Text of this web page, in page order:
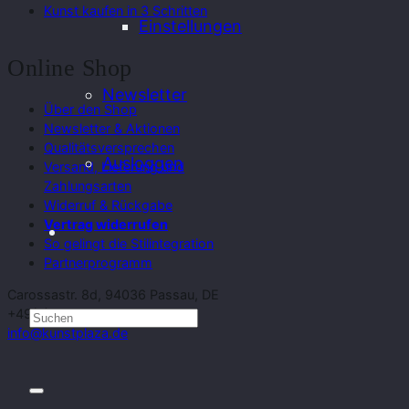
Einstellungen
Newsletter
Ausloggen
Kunst kaufen in 3 Schritten
Online Shop
Über den Shop
Newsletter & Aktionen
Qualitätsversprechen
Versand, Lieferung und
Zahlungsarten
Widerruf & Rückgabe
Vertrag widerrufen
So gelingt die Stilintegration
Partnerprogramm
Carossastr. 8d, 94036 Passau, DE
+49(0)851-96684600
info@kunstplaza.de